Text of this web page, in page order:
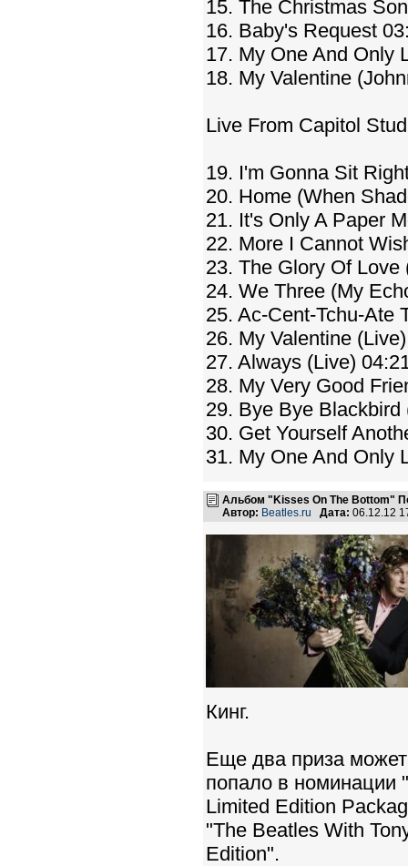
15. The Christmas
16. Baby's Request
17. My One And Only
18. My Valentine
Live From Capitol
19. I'm Gonna Sit
20. Home (When
21. It's Only A Paper
22. More I Cannot
23. The Glory Of Love
24. We Three (My
25. Ac-Cent-Tchu-Ate
26. My Valentine
27. Always (Live)
28. My Very Good
29. Bye Bye Blackbird
30. Get Yourself
31. My One And Only
Альбом "Kisses On The Bottom"
Автор: Beatles.ru Дата: 06.12.12
Кинг.
Еще два приза
попало в номинации
Limited Edition
"The Beatles With
Edition".